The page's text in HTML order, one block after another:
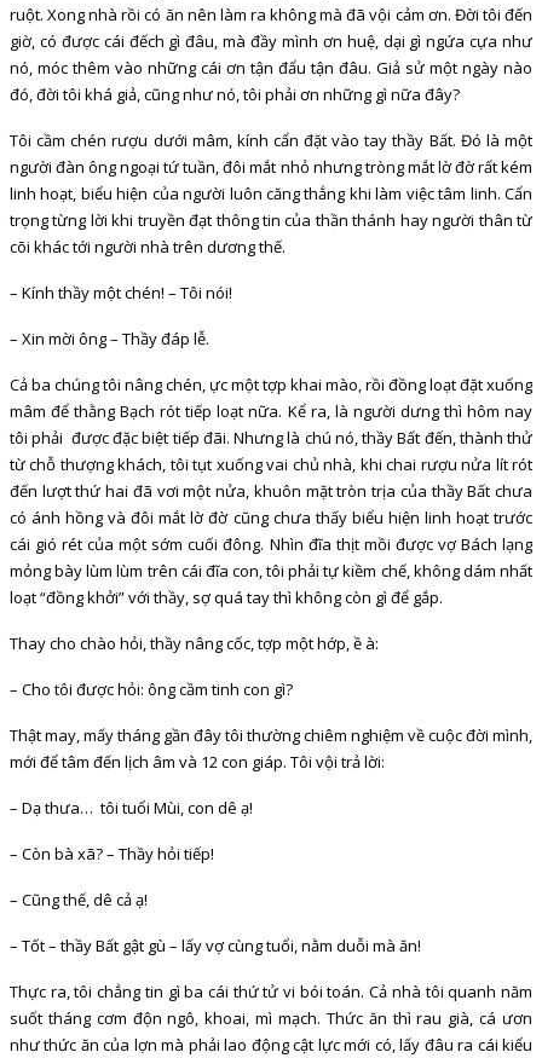
ruột. Xong nhà rồi có ăn nên làm ra không mà đã vội cảm ơn. Đời tôi đến
giờ, có được cái đếch gì đâu, mà đầy mình ơn huệ, dại gì ngứa cựa như
nó, móc thêm vào những cái ơn tận đẩu tận đâu. Giả sử một ngày nào
đó, đời tôi khá giả, cũng như nó, tôi phải ơn những gì nữa đây?
Tôi cầm chén rượu dưới mâm, kính cẩn đặt vào tay thầy Bất. Đó là một
người đàn ông ngoại tứ tuần, đôi mắt nhỏ nhưng tròng mắt lờ đờ rất kém
linh hoạt, biểu hiện của người luôn căng thẳng khi làm việc tâm linh. Cẩn
trọng từng lời khi truyền đạt thông tin của thần thánh hay người thân từ
cõi khác tới người nhà trên dương thế.
– Kính thầy một chén! – Tôi nói!
– Xin mời ông – Thầy đáp lễ.
Cả ba chúng tôi nâng chén, ực một tợp khai mào, rồi đồng loạt đặt xuống
mâm để thằng Bạch rót tiếp loạt nữa. Kể ra, là người dưng thì hôm nay
tôi phải được đặc biệt tiếp đãi. Nhưng là chú nó, thầy Bất đến, thành thử
từ chỗ thượng khách, tôi tụt xuống vai chủ nhà, khi chai rượu nửa lít rót
đến lượt thứ hai đã vơi một nửa, khuôn mặt tròn trịa của thầy Bất chưa
có ánh hồng và đôi mắt lờ đờ cũng chưa thấy biểu hiện linh hoạt trước
cái gió rét của một sớm cuối đông. Nhìn đĩa thịt mồi được vợ Bách lạng
mỏng bày lùm lùm trên cái đĩa con, tôi phải tự kiềm chế, không dám nhất
loạt “đồng khởi” với thầy, sợ quá tay thì không còn gì để gắp.
Thay cho chào hỏi, thầy nâng cốc, tợp một hớp, ề à:
– Cho tôi được hỏi: ông cầm tinh con gì?
Thật may, mấy tháng gần đây tôi thường chiêm nghiệm về cuộc đời mình,
mới để tâm đến lịch âm và 12 con giáp. Tôi vội trả lời:
– Dạ thưa… tôi tuổi Mùi, con dê ạ!
– Còn bà xã? – Thầy hỏi tiếp!
– Cũng thế, dê cả ạ!
– Tốt – thầy Bất gật gù – lấy vợ cùng tuổi, nằm duỗi mà ăn!
Thực ra, tôi chẳng tin gì ba cái thứ tử vi bói toán. Cả nhà tôi quanh năm
suốt tháng cơm độn ngô, khoai, mì mạch. Thức ăn thì rau già, cá ươn
như thức ăn của lợn mà phải lao động cật lực mới có, lấy đâu ra cái kiểu